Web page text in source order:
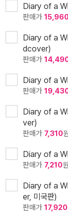
Diary of a
판매가
Diary of a
dcover)
판매가
Diary of a
판매가
Diary of a
ver)
판매가 7,310
Diary of a
판매가 7,210원
Diary of a
er, 미국판)
판매가 17,920